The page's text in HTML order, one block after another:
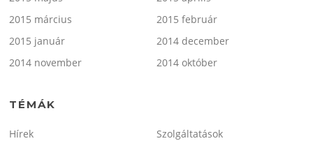
2015 március
2015 február
2015 január
2014 december
2014 november
2014 október
TÉMÁK
Hírek
Szolgáltatások